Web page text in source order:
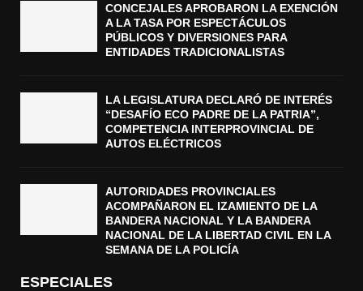
CONCEJALES APROBARON LA EXENCIÓN
A LA TASA POR ESPECTÁCULOS
PÚBLICOS Y DIVERSIONES PARA
ENTIDADES TRADICIONALISTAS
LA LEGISLATURA DECLARÓ DE INTERÉS
“DESAFÍO ECO PADRE DE LA PATRIA”,
COMPETENCIA INTERPROVINCIAL DE
AUTOS ELÉCTRICOS
AUTORIDADES PROVINCIALES
ACOMPAÑARON EL IZAMIENTO DE LA
BANDERA NACIONAL Y LA BANDERA
NACIONAL DE LA LIBERTAD CIVIL EN LA
SEMANA DE LA POLICÍA
ESPECIALES